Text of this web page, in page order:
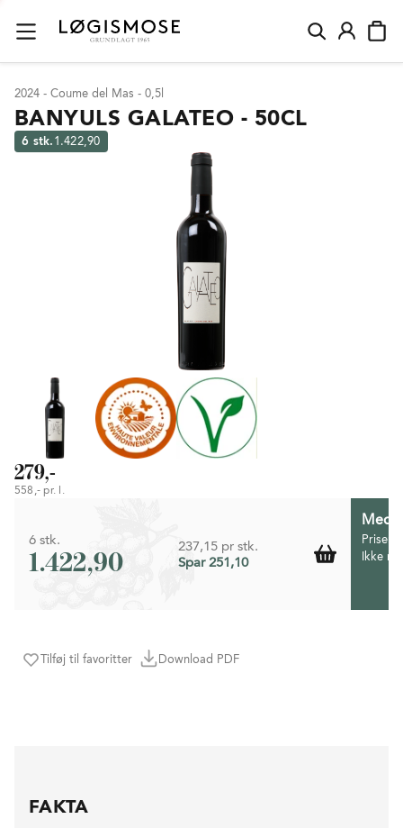
Tilføj til favoritter Download PDF
2024 - Coume del Mas - 0,5l
BANYULS GALATEO - 50CL
6 stk. 1.422,90
279,-
558,- pr. l.
6 stk.
1.422,90
237,15 pr stk.
Spar 251,10
Prisen
Ikke
FAKTA